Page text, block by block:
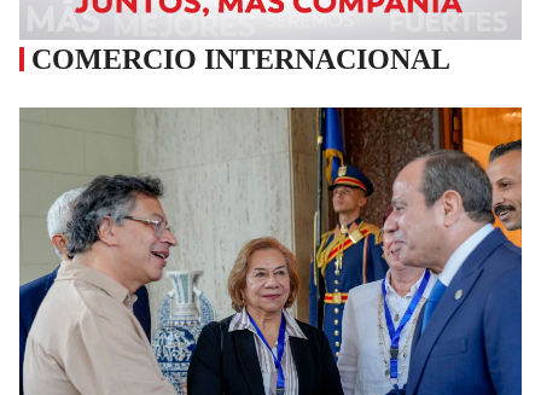
COMERCIO INTERNACIONAL